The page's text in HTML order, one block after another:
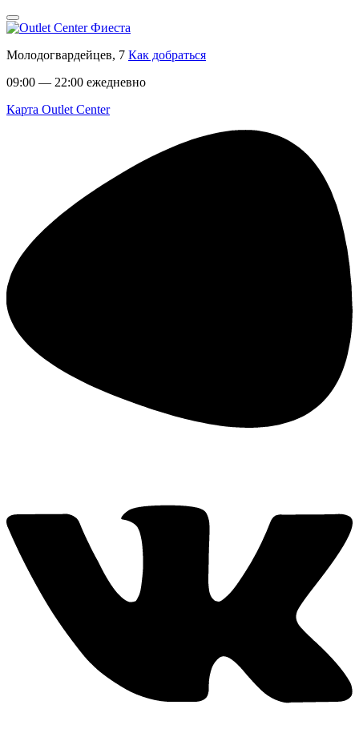
Молодогвардейцев, 7 Как добраться
09:00 — 22:00 ежедневно
Карта Outlet Center